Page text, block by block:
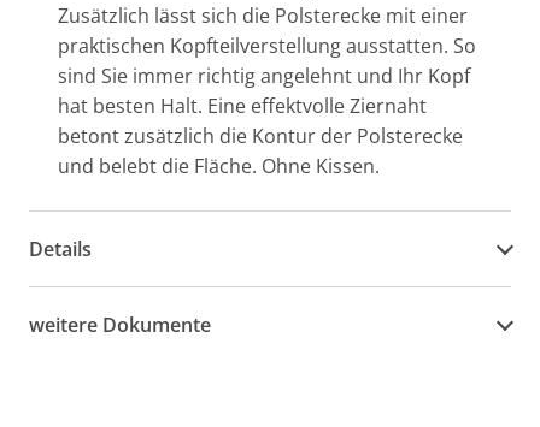
Zusätzlich lässt sich die Polsterecke mit einer
praktischen Kopfteilverstellung ausstatten. So
sind Sie immer richtig angelehnt und Ihr Kopf
hat besten Halt. Eine effektvolle Ziernaht
betont zusätzlich die Kontur der Polsterecke
und belebt die Fläche. Ohne Kissen.
Details
weitere Dokumente